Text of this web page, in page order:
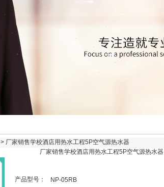
> 厂家销售学校酒店用热水工程5P空气源热水器
厂家销售学校酒店用热水工程5P空气源热水器
产品型号： NP-05RB